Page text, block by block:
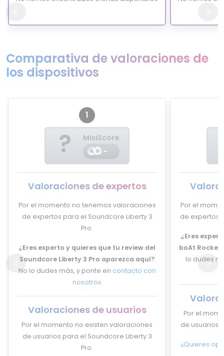
Comparativa de valoraciones de
los dispositivos
1
?
MixiScore
-
Valoraciones de expertos
Por el momento no tenemos valoraciones
de expertos para el Soundcore Liberty 3
Pro.
¿Eres experto y quieres que tu review del
Soundcore Liberty 3 Pro aparezca aquí?
No lo dudes más, y ponte en contacto con
nosotros
Valoraciones de usuarios
Por el momento no existen valoraciones
de usuarios para el Soundcore Liberty 3
Pro.
Por el
de expertos
¿Eres
boAt
lo dudes
Por el
de usuarios
¿Quieres